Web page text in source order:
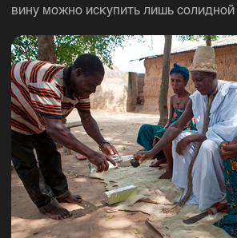
вину можно искупить лишь